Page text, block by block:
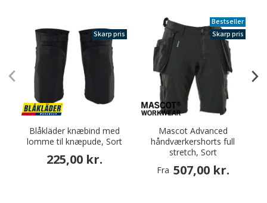
Skarp pris
Blåkläder knæbind med
lomme til knæpude, Sort
225,00 kr.
Bestseller
Skarp pris
Mascot Advanced
håndværkershorts full
stretch, Sort
Fra 507,00 kr.